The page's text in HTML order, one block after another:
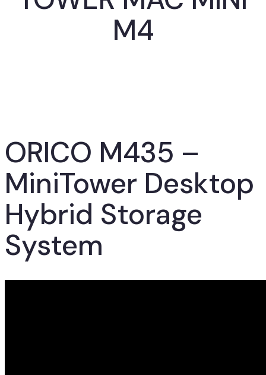
M4
ORICO M435 –
MiniTower Desktop
Hybrid Storage
System